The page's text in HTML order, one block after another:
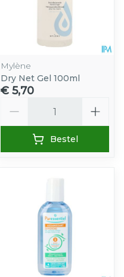
Mylène
Dry Net Gel 100ml
€ 5,70
Bestel